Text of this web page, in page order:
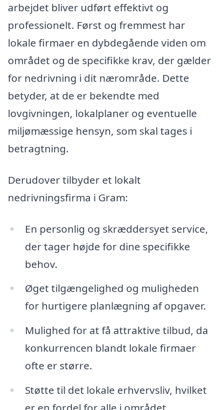
arbejdet bliver udført effektivt og
professionelt. Først og fremmest har
lokale firmaer en dybdegående viden om
området og de specifikke krav, der gælder
for nedrivning i dit nærområde. Dette
betyder, at de er bekendte med
lovgivningen, lokalplaner og eventuelle
miljømæssige hensyn, som skal tages i
betragtning.
Derudover tilbyder et lokalt
nedrivningsfirma i Gram:
En personlig og skræddersyet service,
der tager højde for dine specifikke
behov.
Øget tilgængelighed og muligheden
for hurtigere planlægning af opgaver.
Mulighed for at få attraktive tilbud, da
konkurrencen blandt lokale firmaer
ofte er større.
Støtte til det lokale erhvervsliv, hvilket